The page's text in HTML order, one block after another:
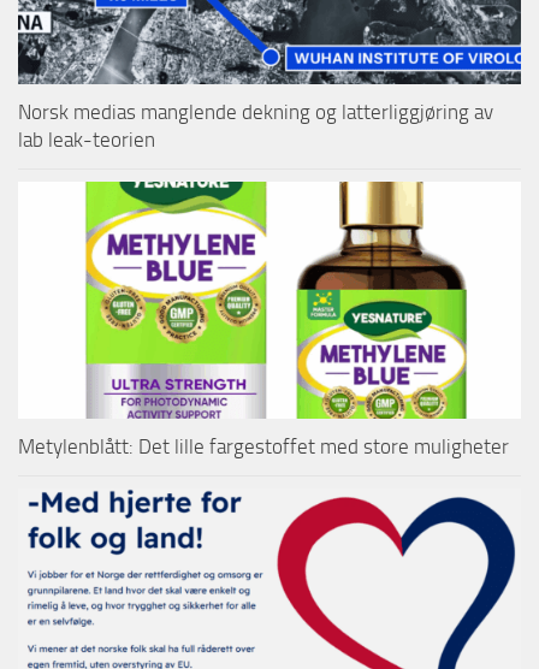
Norsk medias manglende dekning og latterliggjøring av
lab leak-teorien
Metylenblått: Det lille fargestoffet med store muligheter